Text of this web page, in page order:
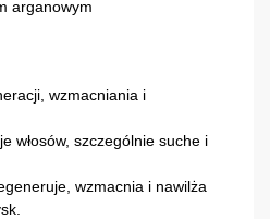
arganowym
wzmacniania i
włosów, szczególnie suche i
wzmacnia i nawilża